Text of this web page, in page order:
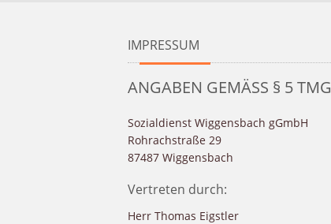
IMPRESSUM
ANGABEN GEMÄSS § 5 TMG:
Sozialdienst Wiggensbach gGmbH
Rohrachstraße 29
87487 Wiggensbach
Vertreten durch:
Herr Thomas Eigstler